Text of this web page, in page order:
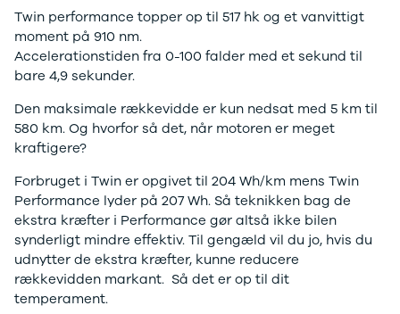
Modeller
Anmeldelser
Privatleasing
Tilbud
BAYON
Modeller
Anmeldelser
Tilbud
Renault
Twingo
Electric
Modeller
Anmeldelser
Privatleasing
Focus
Galaxy
Ka
Kuga
Mustang
Mustang
S-Max
Ranger
Ranger
Raptor
Transit
Courier
Twin performance topper op til 517 hk og et vanvittigt
moment på 910 nm.
Accelerationstiden fra 0-100 falder med et sekund til
bare 4,9 sekunder.
Den maksimale rækkevidde er kun nedsat med 5 km til
580 km. Og hvorfor så det, når motoren er meget
kraftigere?
Forbruget i Twin er opgivet til 204 Wh/km mens Twin
Performance lyder på 207 Wh. Så teknikken bag de
ekstra kræfter i Performance gør altså ikke bilen
synderligt mindre effektiv. Til gengæld vil du jo, hvis du
udnytter de ekstra kræfter, kunne reducere
rækkevidden markant. Så det er op til dit
temperament.